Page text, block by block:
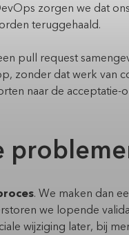
zorgen we dat
teruggehaald.
pull request
zonder dat werk van
naar de acceptatie-
. We maken dan
we lopende
wijziging later, bij